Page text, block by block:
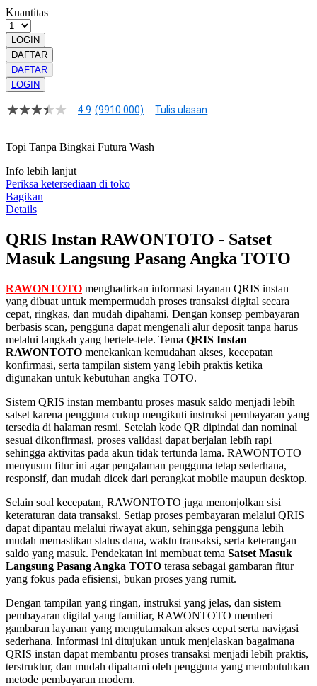
Kuantitas
LOGIN
DAFTAR
DAFTAR
LOGIN
4.9
bintang,
rating
rata-
rata.
Read
13
Tautan
halaman
yang
4.9 (9910.000) Tulis ulasan
Topi Tanpa Bingkai Futura Wash
Info lebih lanjut
Periksa ketersediaan di toko
Bagikan
Details
QRIS Instan RAWONTOTO - Satset
Masuk Langsung Pasang Angka TOTO
RAWONTOTO menghadirkan informasi layanan QRIS instan
yang dibuat untuk mempermudah proses transaksi digital secara
cepat, ringkas, dan mudah dipahami. Dengan konsep pembayaran
berbasis scan, pengguna dapat mengenali alur deposit tanpa harus
melalui langkah yang bertele-tele. Tema QRIS Instan
RAWONTOTO menekankan kemudahan akses, kecepatan
konfirmasi, serta tampilan sistem yang lebih praktis ketika
digunakan untuk kebutuhan angka TOTO.
Sistem QRIS instan membantu proses masuk saldo menjadi lebih
satset karena pengguna cukup mengikuti instruksi pembayaran yang
tersedia di halaman resmi. Setelah kode QR dipindai dan nominal
sesuai dikonfirmasi, proses validasi dapat berjalan lebih rapi
sehingga aktivitas pada akun tidak tertunda lama. RAWONTOTO
menyusun fitur ini agar pengalaman pengguna tetap sederhana,
responsif, dan mudah dicek dari perangkat mobile maupun desktop.
Selain soal kecepatan, RAWONTOTO juga menonjolkan sisi
keteraturan data transaksi. Setiap proses pembayaran melalui QRIS
dapat dipantau melalui riwayat akun, sehingga pengguna lebih
mudah memastikan status dana, waktu transaksi, serta keterangan
saldo yang masuk. Pendekatan ini membuat tema Satset Masuk
Langsung Pasang Angka TOTO terasa sebagai gambaran fitur
yang fokus pada efisiensi, bukan proses yang rumit.
Dengan tampilan yang ringan, instruksi yang jelas, dan sistem
pembayaran digital yang familiar, RAWONTOTO memberi
gambaran layanan yang mengutamakan akses cepat serta navigasi
sederhana. Informasi ini ditujukan untuk menjelaskan bagaimana
QRIS instan dapat membantu proses transaksi menjadi lebih praktis,
terstruktur, dan mudah dipahami oleh pengguna yang membutuhkan
metode pembayaran modern.